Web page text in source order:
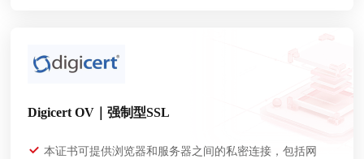
Digicert OV｜强制型SSL
本证书可提供浏览器和服务器之间的私密连接，包括网